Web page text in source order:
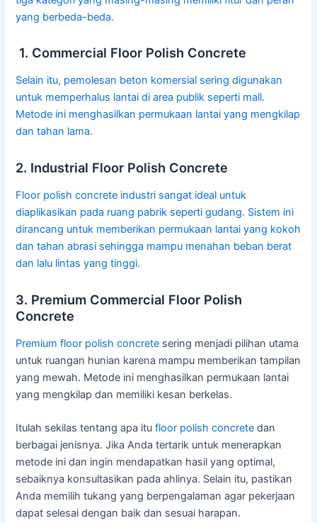
yang berbeda-beda.
1. Commercial Floor Polish Concrete
Selain itu, pemolesan beton komersial sering digunakan
untuk memperhalus lantai di area publik seperti mall.
Metode ini menghasilkan permukaan lantai yang mengkilap
dan tahan lama.
2. Industrial Floor Polish Concrete
Floor polish concrete industri sangat ideal untuk
diaplikasikan pada ruang pabrik seperti gudang. Sistem ini
dirancang untuk memberikan permukaan lantai yang kokoh
dan tahan abrasi sehingga mampu menahan beban berat
dan lalu lintas yang tinggi.
3. Premium Commercial Floor Polish
Concrete
Premium floor polishconcrete sering menjadi pilihan utama
untuk ruangan hunian karena mampu memberikan tampilan
yang mewah. Metode ini menghasilkan permukaan lantai
yang mengkilap dan memiliki kesan berkelas.
Itulah sekilas tentang apa itufloor polish concrete dan
berbagai jenisnya. Jika Anda tertarik untuk menerapkan
metode ini dan ingin mendapatkan hasil yang optimal,
sebaiknya konsultasikan pada ahlinya. Selain itu, pastikan
Anda memilih tukang yang berpengalaman agar pekerjaan
dapat selesai dengan baik dan sesuai harapan.